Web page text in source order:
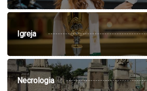
Igreja
Necrologia